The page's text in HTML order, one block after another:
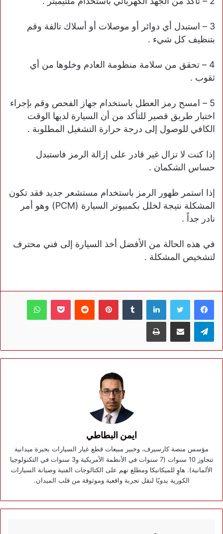
3 – استبدل أي دوائر أو موصلات أو أسلاك تالفة وقم
بتنظيف كل شيء .
4 – تحقق من سلامة منظومة العادم وخلوها من أي
ثقوب .
5 – امسح رمز العطل باستخدام جهاز الفحص وقم بإجراء
اختبار طريق قصير للتأكد من أن السيارة لديها الوقت
الكافي للوصول إلى درجة حرارة التشغيل المطلوبة .
إذا كنت لا تزال غير قادر على إزالة الرمز فاستبدل
حساس الشكمان .
إذا استمر ظهور الرمز باستخدام مستشعر جديد فقد تكون
المشكلة نتيجة لخلل بكمبيوتر السيارة (PCM) وهو أمر
نادر جداً .
في هذه الحالة من الأفضل أخذ السيارة إلى فني محترف
لتشخيص المشكلة .
فيسبوك تويتر لينكدإن بينتيريست بوكيت واتساب
تيلقرام مشاركة عبر البريد طباعة
ايمن البطاطي
مؤسس منصة كارسيرف، وخبير مبيعات قطع غيار السيارات بخبرة ميدانية
تتجاوز 10 سنوات (7 سنوات في الأنظمة الأمريكية و3 سنوات في التكنولوجيا
الألمانية). هاوٍ للميكانيكا ومطلع نهم على الكتالوجات الفنية وصيانة السيارات
الكورية يدويًا لنقل تجربة واقعية وموثوقة من قلب الميدان.